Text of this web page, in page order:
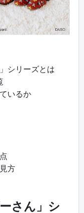
シリーズとは
いるか
方
さん」シ